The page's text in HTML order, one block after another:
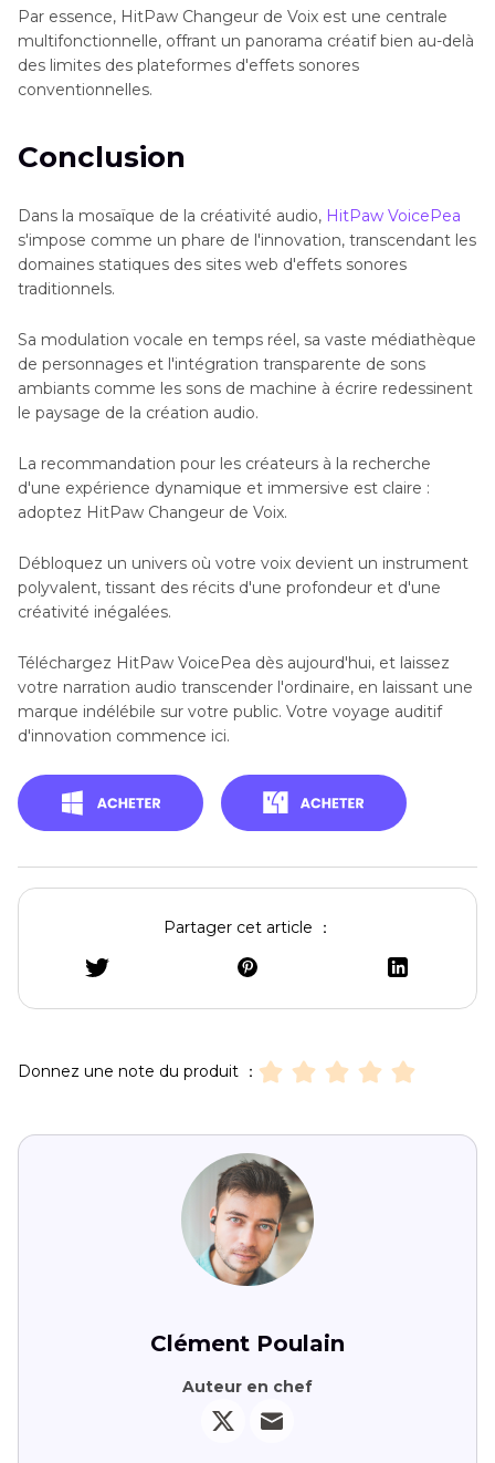
Par essence, HitPaw Changeur de Voix est une centrale
multifonctionnelle, offrant un panorama créatif bien au-delà
des limites des plateformes d'effets sonores
conventionnelles.
Conclusion
Dans la mosaïque de la créativité audio, HitPaw VoicePea
s'impose comme un phare de l'innovation, transcendant les
domaines statiques des sites web d'effets sonores
traditionnels.
Sa modulation vocale en temps réel, sa vaste médiathèque
de personnages et l'intégration transparente de sons
ambiants comme les sons de machine à écrire redessinent
le paysage de la création audio.
La recommandation pour les créateurs à la recherche
d'une expérience dynamique et immersive est claire :
adoptez HitPaw Changeur de Voix.
Débloquez un univers où votre voix devient un instrument
polyvalent, tissant des récits d'une profondeur et d'une
créativité inégalées.
Téléchargez HitPaw VoicePea dès aujourd'hui, et laissez
votre narration audio transcender l'ordinaire, en laissant une
marque indélébile sur votre public. Votre voyage auditif
d'innovation commence ici.
Partager cet article ：
Donnez une note du produit ：
Clément Poulain
Auteur en chef